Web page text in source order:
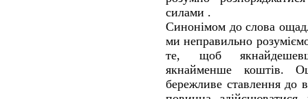
силами .
Синонімом до слова
ми неправильно
те, щоб
якнайменше коштів.
бережливе ставлення до